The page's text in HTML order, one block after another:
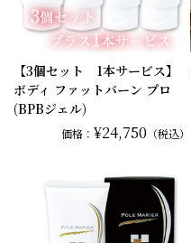
【3個セット 1本サービス】
ボディ ファットバーン プロ
(BPBジェル)
価格： ¥24,750 （税込）